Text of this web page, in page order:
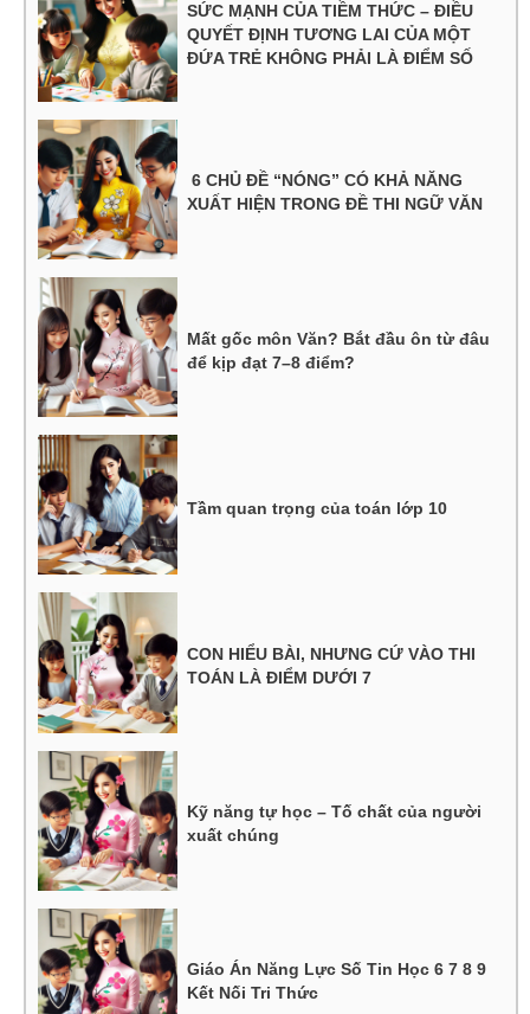
SỨC MẠNH CỦA TIỀM THỨC – ĐIỀU
QUYẾT ĐỊNH TƯƠNG LAI CỦA MỘT
ĐỨA TRẺ KHÔNG PHẢI LÀ ĐIỂM SỐ
6 CHỦ ĐỀ “NÓNG” CÓ KHẢ NĂNG
XUẤT HIỆN TRONG ĐỀ THI NGỮ VĂN
Mất gốc môn Văn? Bắt đầu ôn từ đâu
để kịp đạt 7–8 điểm?
Tầm quan trọng của toán lớp 10
CON HIỂU BÀI, NHƯNG CỨ VÀO THI
TOÁN LÀ ĐIỂM DƯỚI 7
Kỹ năng tự học – Tố chất của người
xuất chúng
Giáo Án Năng Lực Số Tin Học 6 7 8 9
Kết Nối Tri Thức